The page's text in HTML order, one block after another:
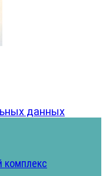
данных
комплекс